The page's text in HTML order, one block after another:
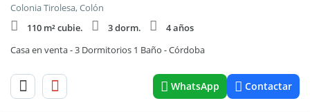
Colonia Tirolesa, Colón
110 m² cubie.
3 dorm.
4 años
Casa en venta - 3 Dormitorios 1 Baño - Córdoba
WhatsApp Contactar